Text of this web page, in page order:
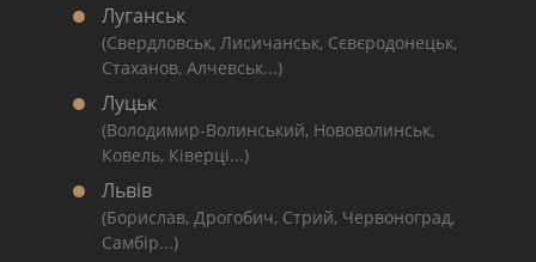
Луганськ
(Свердловськ, Лисичанськ, Сєвєродонецьк,
Стаханов, Алчевськ...)
Луцьк
(Володимир-Волинський, Нововолинськ,
Ковель, Ківерці...)
Львів
(Борислав, Дрогобич, Стрий, Червоноград,
Самбір...)